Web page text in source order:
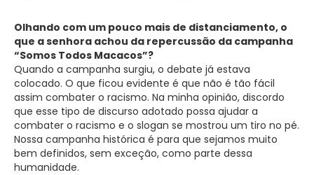
Olhando com um pouco mais de distanciamento, o
que a senhora achou da repercussão da campanha
“Somos Todos Macacos”?
Quando a campanha surgiu, o debate já estava
colocado. O que ficou evidente é que não é tão fácil
assim combater o racismo. Na minha opinião, discordo
que esse tipo de discurso adotado possa ajudar a
combater o racismo e o slogan se mostrou um tiro no pé.
Nossa campanha histórica é para que sejamos muito
bem definidos, sem exceção, como parte dessa
humanidade.